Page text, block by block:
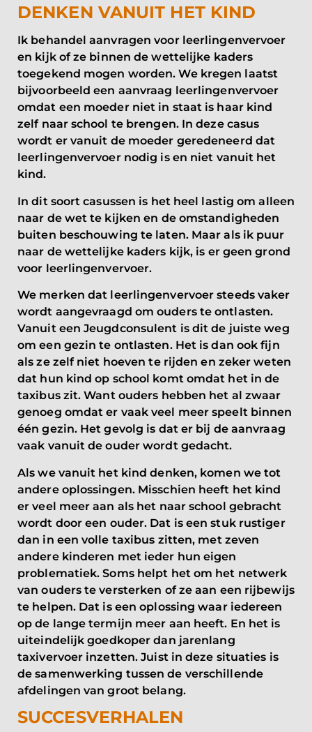
DENKEN VANUIT HET KIND
Ik behandel aanvragen voor leerlingenvervoer
en kijk of ze binnen de wettelijke kaders
toegekend mogen worden. We kregen laatst
bijvoorbeeld een aanvraag leerlingenvervoer
omdat een moeder niet in staat is haar kind
zelf naar school te brengen. In deze casus
wordt er vanuit de moeder geredeneerd dat
leerlingenvervoer nodig is en niet vanuit het
kind.
In dit soort casussen is het heel lastig om alleen
naar de wet te kijken en de omstandigheden
buiten beschouwing te laten. Maar als ik puur
naar de wettelijke kaders kijk, is er geen grond
voor leerlingenvervoer.
We merken dat leerlingenvervoer steeds vaker
wordt aangevraagd om ouders te ontlasten.
Vanuit een Jeugdconsulent is dit de juiste weg
om een gezin te ontlasten. Het is dan ook fijn
als ze zelf niet hoeven te rijden en zeker weten
dat hun kind op school komt omdat het in de
taxibus zit. Want ouders hebben het al zwaar
genoeg omdat er vaak veel meer speelt binnen
één gezin. Het gevolg is dat er bij de aanvraag
vaak vanuit de ouder wordt gedacht.
Als we vanuit het kind denken, komen we tot
andere oplossingen. Misschien heeft het kind
er veel meer aan als het naar school gebracht
wordt door een ouder. Dat is een stuk rustiger
dan in een volle taxibus zitten, met zeven
andere kinderen met ieder hun eigen
problematiek. Soms helpt het om het netwerk
van ouders te versterken of ze aan een rijbewijs
te helpen. Dat is een oplossing waar iedereen
op de lange termijn meer aan heeft. En het is
uiteindelijk goedkoper dan jarenlang
taxivervoer inzetten. Juist in deze situaties is
de samenwerking tussen de verschillende
afdelingen van groot belang.
SUCCESVERHALEN